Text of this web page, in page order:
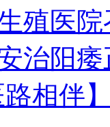
殖医
治阳
路相伴